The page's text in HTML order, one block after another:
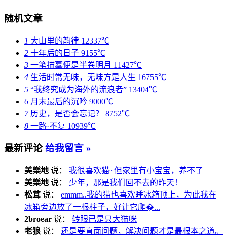
随机文章
1 大山里的韵律 12337℃
2 十年后的日子 9155℃
3 一笔描摹便是半卷明月 11427℃
4 生活时常无味，无味方是人生 16755℃
5 “我终究成为海外的流浪者” 13404℃
6 月末最后的沉吟 9000℃
7历史，是否会忘记？ 8752℃
8 一路·不复 10939℃
最新评论 给我留言 »
美樂地 说： 我很喜欢猫~但家里有小宝宝，养不了
美樂地 说： 少年，那是我们回不去的昨天！
松茸 说： emmm..我的猫也喜欢睡冰箱顶上，为此我在
冰箱旁边放了一根柱子，好让它爬�...
2broear 说： 转眼已是只大猫咪
老狼 说： 还是要直面问题，解决问题才是最根本之道。